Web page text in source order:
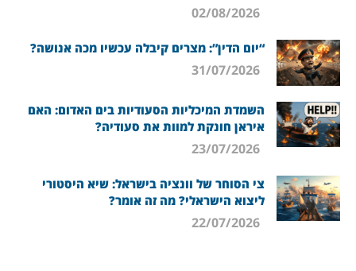
“יום הדין”: מצרים קיבלה עכשיו מכה אנושה?
השמדת המיכליות הסעודיות בים האדום: האם
איראן חונקת למוות את סעודיה?
צי הסוחר של וונציה בישראל: שיא היסטורי
ליצוא הישראלי? מה זה אומר?